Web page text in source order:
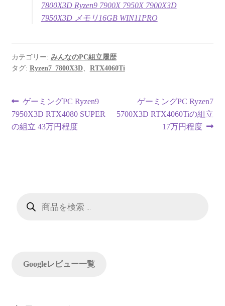
7800X3D Ryzen9 7900X 7950X 7900X3D
7950X3D メモリ16GB WIN11PRO
カテゴリー: みんなのPC組立履歴
タグ: Ryzen7_7800X3D、 RTX4060Ti
投
稿
ー
ン
前
の
投
ゲーミングPC Ryzen9
7950X3D RTX4080 SUPER
の組立 43万円程度
次
の
ゲーミングPC Ryzen7
5700X3D RTX4060Tiの組立
17万円程度
Googleレビュー一覧